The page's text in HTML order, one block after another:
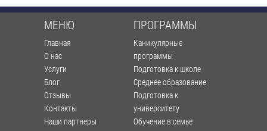
МЕНЮ
Главная
О нас
Услуги
Блог
Отзывы
Контакты
Наши партнеры
ПРОГРАММЫ
Каникулярные
программы
Подготовка к школе
Среднее образование
Подготовка к
университету
Обучение в семье